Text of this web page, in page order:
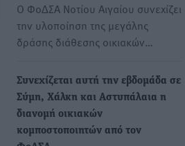
Ο ΦοΔΣΑ Νοτίου Αιγαίου συνεχίζει
την υλοποίηση της μεγάλης
δράσης διάθεσης οικιακών…
Συνεχίζεται αυτή την εβδομάδα σε
Σύμη, Χάλκη και Αστυπάλαια η
διανομή οικιακών
κομποστοποιητών από τον